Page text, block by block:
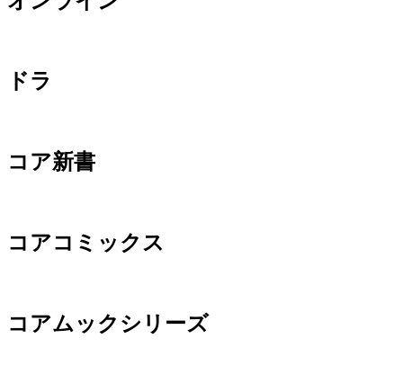
ドラ
コア新書
コアコミックス
コアムックシリーズ